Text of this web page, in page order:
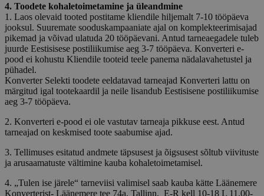
4. Toodete kohaletoimetamine ja üleandmine
1. Laos olevaid tooted postitame kliendile hiljemalt 7-10 tööpäeva
jooksul. Suuremate sooduskampaaniate ajal on komplekteerimisajad
pikemad ja võivad ulatuda 20 tööpäevani. Antud tarneaegadele tuleb
juurde Eestisisese postiliikumise aeg 3-7 tööpäeva. Konverteri e-
pood ei kohustu Kliendile tooteid teele panema nädalavahetustel ja
pühadel.
Konverter Selekti toodete eeldatavad tarneajad Konverteri lattu on
märgitud igal tootekaardil ja neile lisandub Eestisisene postiliikumise
aeg 3-7 tööpäeva.
2. Konverteri e-pood ei ole vastutav tarneaja pikkuse eest. Antud
tarneajad on keskmised toote saabumise ajad.
3. Tellimuses esitatud andmete täpsusest ja õigsusest sõltub viivituste
ja arusaamatuste vältimine kauba kohaletoimetamisel.
4. „Tulen ise järele“ tarneviisi valimisel saab kauba kätte Läänemere
Konverterist- Läänemere tee 74a, Tallinn, E-R kell 10-18 L 11.00-